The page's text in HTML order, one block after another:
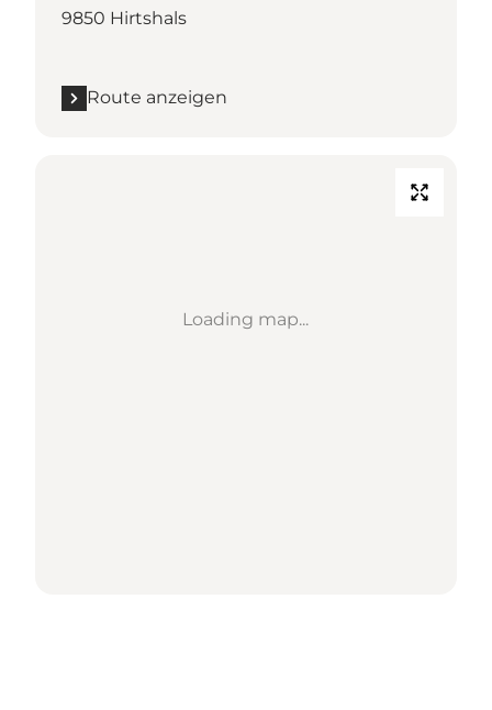
9850 Hirtshals
Route anzeigen
Loading map...